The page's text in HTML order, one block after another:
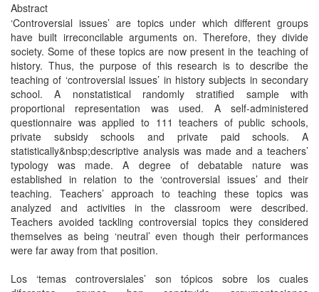
Abstract
‘Controversial issues’ are topics under which different groups
have built irreconcilable arguments on. Therefore, they divide
society. Some of these topics are now present in the teaching of
history. Thus, the purpose of this research is to describe the
teaching of ‘controversial issues’ in history subjects in secondary
school. A nonstatistical randomly stratified sample with
proportional representation was used. A self-administered
questionnaire was applied to 111 teachers of public schools,
private subsidy schools and private paid schools. A
statistically&nbsp;descriptive analysis was made and a teachers’
typology was made. A degree of debatable nature was
established in relation to the ‘controversial issues’ and their
teaching. Teachers’ approach to teaching these topics was
analyzed and activities in the classroom were described.
Teachers avoided tackling controversial topics they considered
themselves as being ‘neutral’ even though their performances
were far away from that position.
Los ‘temas controversiales’ son tópicos sobre los cuales